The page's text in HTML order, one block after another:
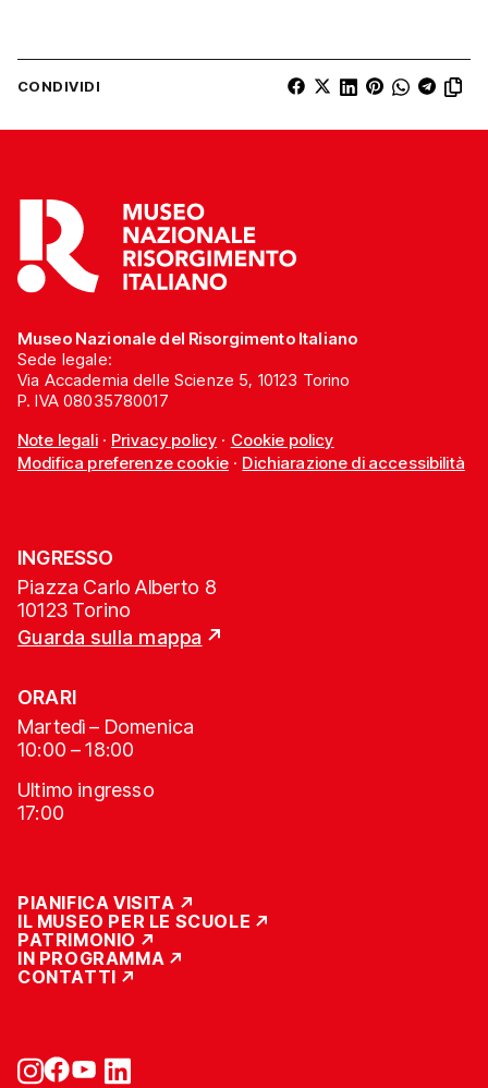
CONDIVIDI
Museo Nazionale del Risorgimento Italiano
Sede legale:
Via Accademia delle Scienze 5, 10123 Torino
P. IVA 08035780017
Note legali· Privacy policy · Cookie policy
Modifica preferenze cookie· Dichiarazione di accessibilità
INGRESSO
Piazza Carlo Alberto 8
10123 Torino
Guarda sulla mappa
ORARI
Martedì – Domenica
10:00 – 18:00
Ultimo ingresso
17:00
PIANIFICA VISITA
IL MUSEO PER LE SCUOLE
PATRIMONIO
IN PROGRAMMA
CONTATTI